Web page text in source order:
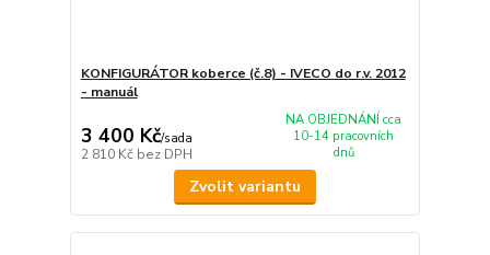
KONFIGURÁTOR koberce (č.8) - IVECO do r.v. 2012
- manuál
3 400 Kč/sada
2 810 Kč bez DPH
NA OBJEDNÁNÍ cca
10-14 pracovních
dnů
Zvolit variantu